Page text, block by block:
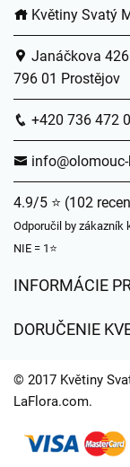
Květiny Svatý
Janáčkova
796 01 Prostějov
+420 736 472
4.9/5 ⭐ (102
Odporučil by zákazník
NIE = 1⭐
INFORMÁCIE
Časy doručenia
DORUČENIE
Kam doručujeme
Kontaktujte nás
© 2017 Květiny
LaFlora.com.